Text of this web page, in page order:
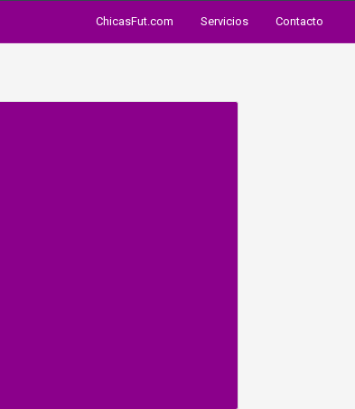
ChicasFut.com Servicios Contacto